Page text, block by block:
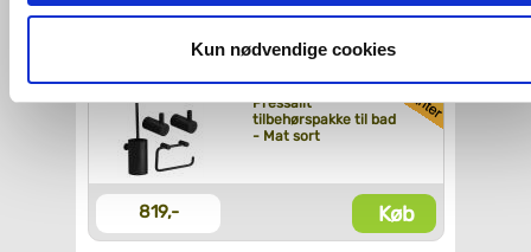
og fra nedenfor. Til enhver tid er det ligeledes muligt, at
dit samtykke, hvis du måtte ønske det.
Du kan se mere om, hvordan vi behandler dine
personoplysninger, ved at klikkeher
Kun nødvendige cookies
Pressalit
tilbehørspakke til bad
- Mat sort
819,- Køb